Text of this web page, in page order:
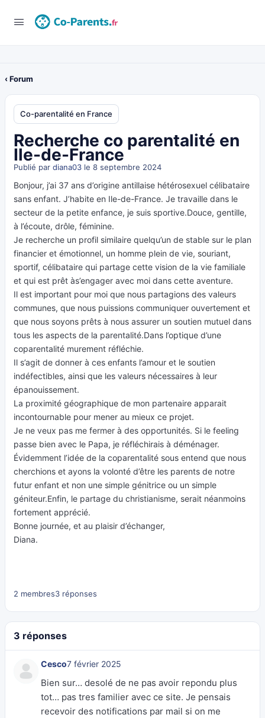
‹ Forum
Co-parentalité en France
Recherche co parentalité en
Ile-de-France
Publié par diana03 le 8 septembre 2024
Bonjour, j’ai 37 ans d’origine antillaise hétérosexuel célibataire
sans enfant. J’habite en Ile-de-France. Je travaille dans le
secteur de la petite enfance, je suis sportive.Douce, gentille,
à l’écoute, drôle, féminine.
Je recherche un profil similaire quelqu’un de stable sur le plan
financier et émotionnel, un homme plein de vie, souriant,
sportif, célibataire qui partage cette vision de la vie familiale
et qui est prêt às’engager avec moi dans cette aventure.
Il est important pour moi que nous partagions des valeurs
communes, que nous puissions communiquer ouvertement et
que nous soyons prêts à nous assurer un soutien mutuel dans
tous les aspects de la parentalité.Dans l’optique d’une
coparentalité murement réfléchie.
Il s’agit de donner à ces enfants l’amour et le soutien
indéfectibles, ainsi que les valeurs nécessaires à leur
épanouissement.
La proximité géographique de mon partenaire apparait
incontournable pour mener au mieux ce projet.
Je ne veux pas me fermer à des opportunités. Si le feeling
passe bien avec le Papa, je réfléchirais à déménager.
Évidemment l’idée de la coparentalité sous entend que nous
cherchions et ayons la volonté d’être les parents de notre
futur enfant et non une simple génitrice ou un simple
géniteur.Enfin, le partage du christianisme, serait néanmoins
fortement apprécié.
Bonne journée, et au plaisir d’échanger,
Diana.
2 membres3 réponses
3 réponses
Cesco7 février 2025
Bien sur… desolé de ne pas avoir repondu plus
tot… pas tres familier avec ce site. Je pensais
recevoir des notifications par mail si on me